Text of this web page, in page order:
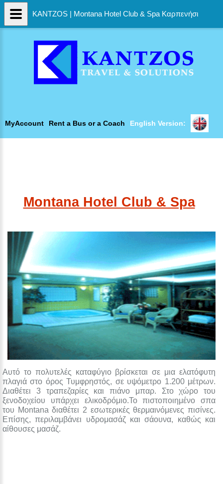
MyAccount Rent a Bus or a Coach English Version:
Montana Hotel Club & Spa
Αυτό το πολυτελές καταφύγιο βρίσκεται σε μια ελατόφυτη
πλαγιά στο όρος Τυμφρηστός, σε υψόμετρο 1.200 μέτρων.
Διαθέτει 3 τραπεζαρίες και πιάνο μπαρ. Στο χώρο του
ξενοδοχείου υπάρχει ελικοδρόμιο.Το πιστοποιημένο σπα
του Montana διαθέτει 2 εσωτερικές θερμαινόμενες πισίνες.
Επίσης, περιλαμβάνει υδρομασάζ και σάουνα, καθώς και
αίθουσες μασάζ.
KANTZOS | Montana Hotel Club & Spa Καρπενήσι